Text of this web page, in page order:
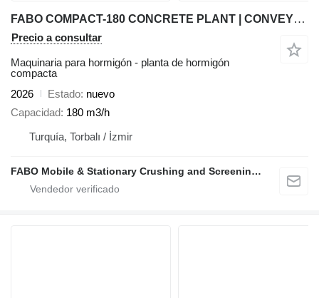
FABO COMPACT-180 CONCRETE PLANT | CONVEYOR TYPE
Precio a consultar
Maquinaria para hormigón - planta de hormigón
compacta
2026
Estado nuevo
Capacidad 180 m3/h
Turquía, Torbalı / İzmir
FABO Mobile & Stationary Crushing and Screening Plants | Concrete Batching Plants Manufacturer